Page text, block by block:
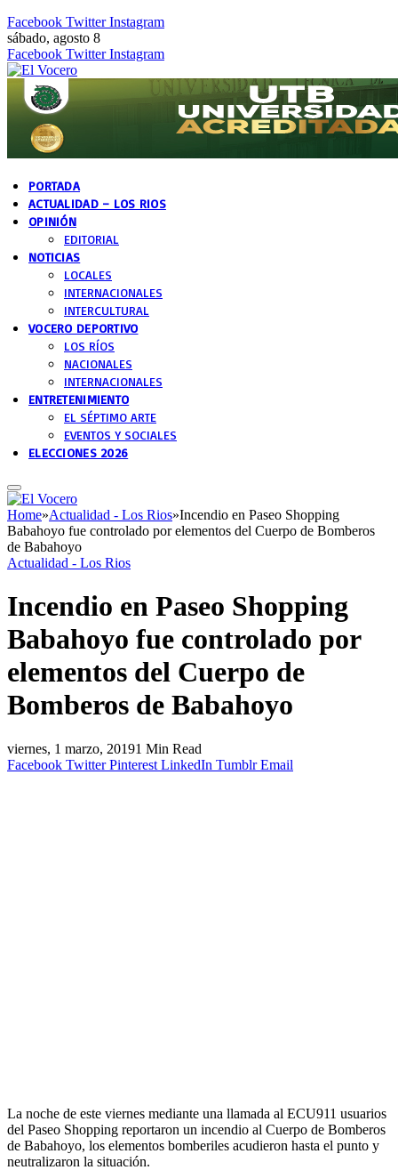
Facebook Twitter Instagram
sábado, agosto 8
Facebook Twitter Instagram
PORTADA
ACTUALIDAD – LOS RIOS
OPINIÓN
EDITORIAL
NOTICIAS
LOCALES
INTERNACIONALES
INTERCULTURAL
VOCERO DEPORTIVO
LOS RÍOS
NACIONALES
INTERNACIONALES
ENTRETENIMIENTO
EL SÉPTIMO ARTE
EVENTOS Y SOCIALES
ELECCIONES 2026
Home»Actualidad - Los Rios»Incendio en Paseo Shopping
Babahoyo fue controlado por elementos del Cuerpo de Bomberos
de Babahoyo
Actualidad - Los Rios
Incendio en Paseo Shopping
Babahoyo fue controlado por
elementos del Cuerpo de
Bomberos de Babahoyo
viernes, 1 marzo, 20191 Min Read
Facebook Twitter Pinterest LinkedIn Tumblr Email
La noche de este viernes mediante una llamada al ECU911 usuarios
del Paseo Shopping reportaron un incendio al Cuerpo de Bomberos
de Babahoyo, los elementos bomberiles acudieron hasta el punto y
neutralizaron la situación.